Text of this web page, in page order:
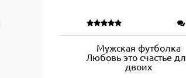
Мужская футболка
Любовь это счастье
двоих